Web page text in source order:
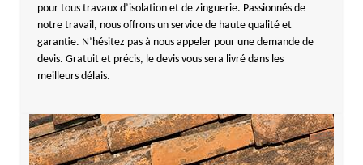
pour tous travaux d’isolation et de zinguerie. Passionnés de
notre travail, nous offrons un service de haute qualité et
garantie. N’hésitez pas à nous appeler pour une demande de
devis. Gratuit et précis, le devis vous sera livré dans les
meilleurs délais.